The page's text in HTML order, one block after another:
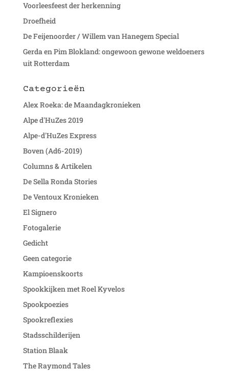
Voorleesfeest der herkenning
Droefheid
De Feijenoorder / Willem van Hanegem Special
Gerda en Pim Blokland: ongewoon gewone weldoeners
uit Rotterdam
Categorieën
Alex Roeka: de Maandagkronieken
Alpe d'HuZes 2019
Alpe-d'HuZes Express
Boven (Ad6-2019)
Columns & Artikelen
De Sella Ronda Stories
De Ventoux Kronieken
El Signero
Fotogalerie
Gedicht
Geen categorie
Kampioenskoorts
Spookkijken met Roel Kyvelos
Spookpoezies
Spookreflexies
Stadsschilderijen
Station Blaak
The Raymond Tales